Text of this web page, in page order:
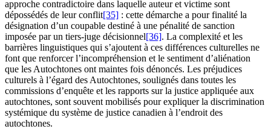
approche contradictoire dans laquelle auteur et victime sont
dépossédés de leur conflit[35] : cette démarche a pour finalité la
désignation d’un coupable destiné à une pénalité de sanction
imposée par un tiers-juge décisionnel[36]. La complexité et les
barrières linguistiques qui s’ajoutent à ces différences culturelles ne
font que renforcer l’incompréhension et le sentiment d’aliénation
que les Autochtones ont maintes fois dénoncés. Les préjudices
culturels à l’égard des Autochtones, soulignés dans toutes les
commissions d’enquête et les rapports sur la justice appliquée aux
autochtones, sont souvent mobilisés pour expliquer la discrimination
systémique du système de justice canadien à l’endroit des
autochtones.